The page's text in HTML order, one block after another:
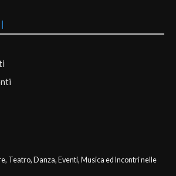
Teatro, Danza, Eventi, Musica ed Incontri nelle